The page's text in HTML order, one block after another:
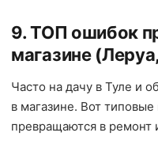
9. ТОП ошибок
магазине
Часто на дачу в Туле и
в магазине. Вот
превращаются в ремонт